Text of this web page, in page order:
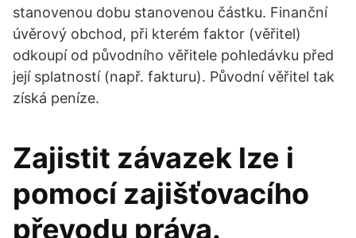
stanovenou dobu stanovenou částku. Finanční
úvěrový obchod, při kterém faktor (věřitel)
odkoupí od původního věřitele pohledávku před
její splatností (např. fakturu). Původní věřitel tak
získá peníze.
Zajistit závazek lze i
pomocí zajišťovacího
převodu práva.